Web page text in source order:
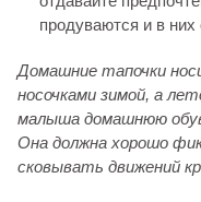
продуваются и в
Домашние тапочки
носочками зимой, а
малыша домашнюю
Она должна хорошо
сковывать движений